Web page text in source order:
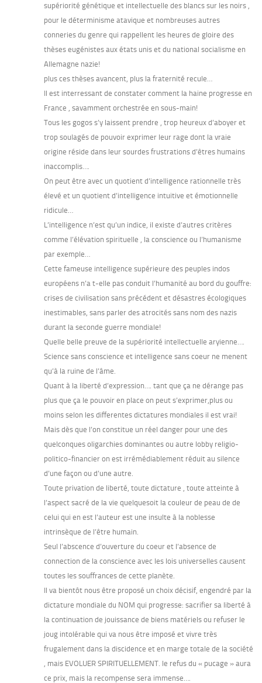
supériorité génétique et intellectuelle des blancs sur les noirs ,
pour le déterminisme atavique et nombreuses autres
conneries du genre qui rappellent les heures de gloire des
thèses eugénistes aux états unis et du national socialisme en
Allemagne nazie!
plus ces thèses avancent, plus la fraternité recule…
Il est interressant de constater comment la haine progresse en
France , savamment orchestrée en sous-main!
Tous les gogos s’y laissent prendre , trop heureux d’aboyer et
trop soulagés de pouvoir exprimer leur rage dont la vraie
origine réside dans leur sourdes frustrations d’êtres humains
inaccomplis….
On peut être avec un quotient d’intelligence rationnelle très
élevé et un quotient d’intelligence intuitive et émotionnelle
ridicule…
L’intelligence n’est qu’un indice, il existe d’autres critères
comme l’élévation spirituelle , la conscience ou l’humanisme
par exemple…
Cette fameuse intelligence supérieure des peuples indos
européens n’a t-elle pas conduit l’humanité au bord du gouffre:
crises de civilisation sans précédent et désastres écologiques
inestimables, sans parler des atrocités sans nom des nazis
durant la seconde guerre mondiale!
Quelle belle preuve de la supériorité intellectuelle aryienne….
Science sans conscience et intelligence sans coeur ne menent
qu’à la ruine de l’âme.
Quant à la liberté d’expression…. tant que ça ne dérange pas
plus que ça le pouvoir en place on peut s’exprimer,plus ou
moins selon les differentes dictatures mondiales il est vrai!
Mais dès que l’on constitue un réel danger pour une des
quelconques oligarchies dominantes ou autre lobby religio-
politico-financier on est irrémédiablement réduit au silence
d’une façon ou d’une autre.
Toute privation de liberté, toute dictature , toute atteinte à
l’aspect sacré de la vie quelquesoit la couleur de peau de de
celui qui en est l’auteur est une insulte à la noblesse
intrinsèque de l’être humain.
Seul l’abscence d’ouverture du coeur et l’absence de
connection de la conscience avec les lois universelles causent
toutes les souffrances de cette planète.
Il va bientôt nous être proposé un choix décisif, engendré par la
dictature mondiale du NOM qui progresse: sacrifier sa liberté à
la continuation de jouissance de biens matériels ou refuser le
joug intolérable qui va nous être imposé et vivre très
frugalement dans la discidence et en marge totale de la société
, mais EVOLUER SPIRITUELLEMENT. le refus du « pucage » aura
ce prix, mais la recompense sera immense….